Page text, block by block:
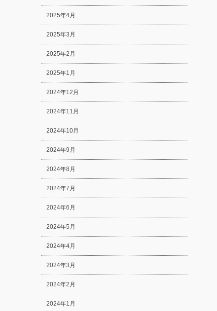
2025年4月
2025年3月
2025年2月
2025年1月
2024年12月
2024年11月
2024年10月
2024年9月
2024年8月
2024年7月
2024年6月
2024年5月
2024年4月
2024年3月
2024年2月
2024年1月